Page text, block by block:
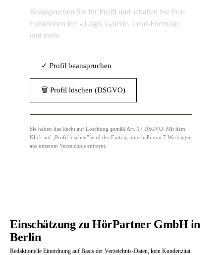
Beanspruchen Sie Ihr Profil und schalten Sie Pro-
Funktionen frei - Logo, Galerie, Lead-Formular
und mehr.
✓ Profil beanspruchen
🗑 Profil löschen (DSGVO)
Sie haben das Recht auf Löschung gemäß Art. 17 DSGVO. Mit dem
Klick auf „Profil löschen" wird der Eintrag innerhalb von 7 Werktagen
aus unserem Verzeichnis entfernt.
Einschätzung zu HörPartner GmbH in
Berlin
Redaktionelle Einordnung auf Basis der Verzeichnis-Daten, kein Kundenzitat.